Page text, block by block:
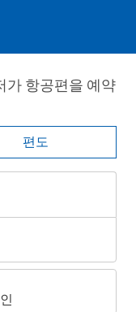
항공편을 예약
편도